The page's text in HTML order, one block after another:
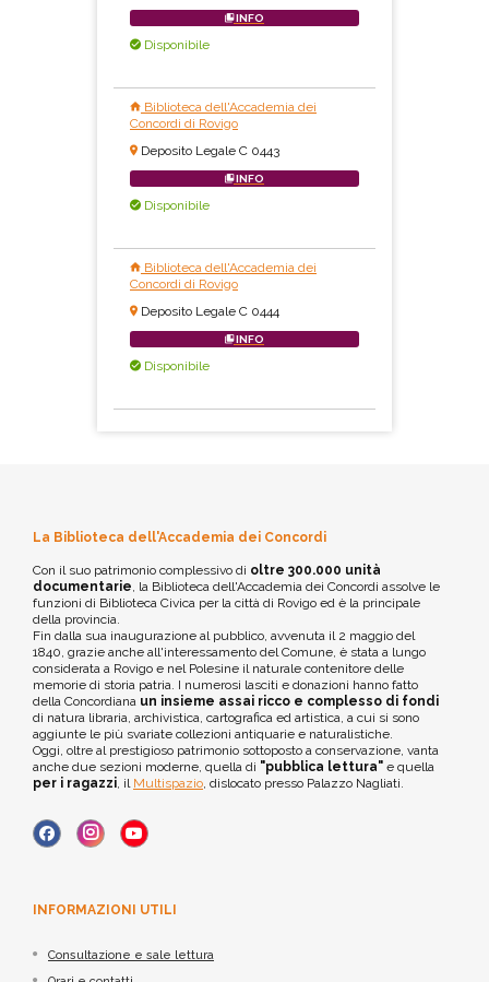
INFO
Disponibile
Biblioteca dell'Accademia dei
Concordi di Rovigo
Deposito Legale C 0443
INFO
Disponibile
Biblioteca dell'Accademia dei
Concordi di Rovigo
Deposito Legale C 0444
INFO
Disponibile
La Biblioteca dell'Accademia dei Concordi
Con il suo patrimonio complessivo di oltre 300.000 unità
documentarie, la Biblioteca dell'Accademia dei Concordi assolve le
funzioni di Biblioteca Civica per la città di Rovigo ed è la principale
della provincia.
Fin dalla sua inaugurazione al pubblico, avvenuta il 2 maggio del
1840, grazie anche all'interessamento del Comune, è stata a lungo
considerata a Rovigo e nel Polesine il naturale contenitore delle
memorie di storia patria. I numerosi lasciti e donazioni hanno fatto
della Concordiana un insieme assai ricco e complesso di fondi
di natura libraria, archivistica, cartografica ed artistica, a cui si sono
aggiunte le più svariate collezioni antiquarie e naturalistiche.
Oggi, oltre al prestigioso patrimonio sottoposto a conservazione, vanta
anche due sezioni moderne, quella di "pubblica lettura" e quella
per i ragazzi, il Multispazio, dislocato presso Palazzo Nagliati.
INFORMAZIONI UTILI
Consultazione e sale lettura